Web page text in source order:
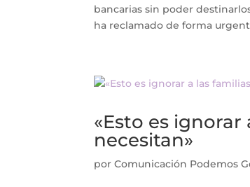
bancarias sin poder
ha reclamado de forma
«Esto es
necesitan»
porComunicación Podemos